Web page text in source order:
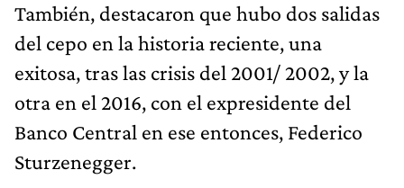
También, destacaron que hubo dos salidas
del cepo en la historia reciente, una
exitosa, tras las crisis del 2001/ 2002, y la
otra en el 2016, con el expresidente del
Banco Central en ese entonces, Federico
Sturzenegger.